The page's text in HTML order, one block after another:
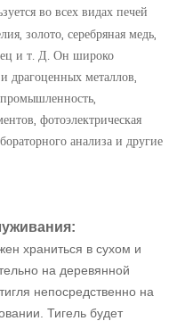
во всех видах печей
золото, серебряная медь,
и т. Д. Он широко
драгоценных металлов,
фотоэлектрическая
анализа и другие
храниться в сухом и
на деревянной
непосредственно на
Тигель будет